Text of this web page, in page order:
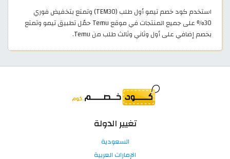
استخدم كود خصم تيمو أول طلب (TEM30) وتمتع بتخفيض فوري
30% على جميع المنتجات في موقع Temu حمّل تطبيق تيمو وتمتع
بخصم إضافي على أول وثاني وثالث طلب من Temu.
تغيير الدولة
السعودية
الإمارات العربية